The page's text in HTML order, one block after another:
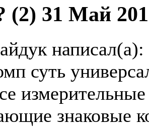
(2) 31 Май
написал(а):
суть
знаковые